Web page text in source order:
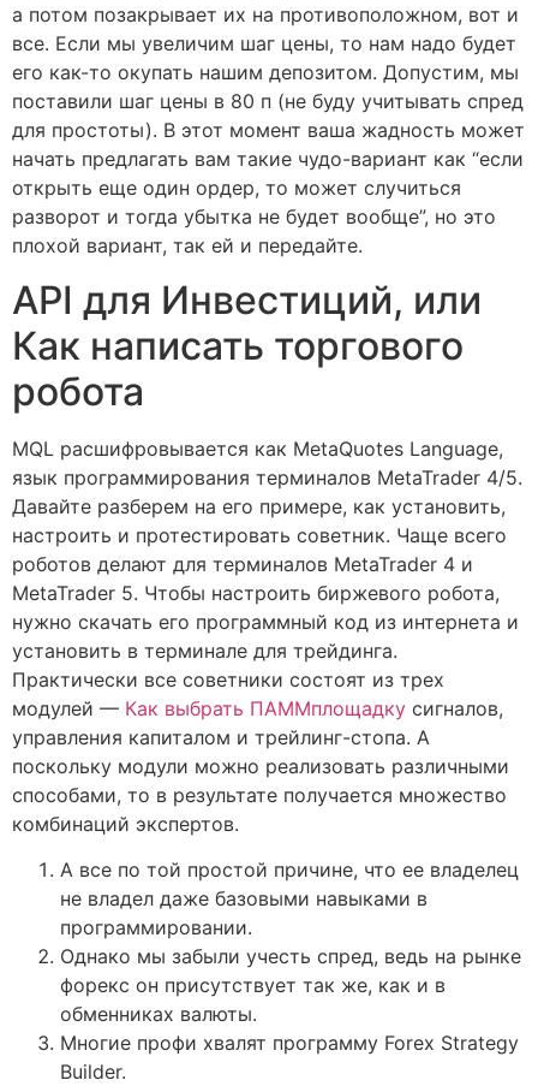
а потом позакрывает их на противоположном, вот и
все. Если мы увеличим шаг цены, то нам надо будет
его как-то окупать нашим депозитом. Допустим, мы
поставили шаг цены в 80 п (не буду учитывать спред
для простоты). В этот момент ваша жадность может
начать предлагать вам такие чудо-вариант как “если
открыть еще один ордер, то может случиться
разворот и тогда убытка не будет вообще”, но это
плохой вариант, так ей и передайте.
API для Инвестиций, или
Как написать торгового
робота
MQL расшифровывается как MetaQuotes Language,
язык программирования терминалов MetaTrader 4/5.
Давайте разберем на его примере, как установить,
настроить и протестировать советник. Чаще всего
роботов делают для терминалов MetaTrader 4 и
MetaTrader 5. Чтобы настроить биржевого робота,
нужно скачать его программный код из интернета и
установить в терминале для трейдинга.
Практически все советники состоят из трех
модулей — Как выбрать ПАММплощадку сигналов,
управления капиталом и трейлинг-стопа. А
поскольку модули можно реализовать различными
способами, то в результате получается множество
комбинаций экспертов.
А все по той простой причине, что ее владелец
не владел даже базовыми навыками в
программировании.
Однако мы забыли учесть спред, ведь на рынке
форекс он присутствует так же, как и в
обменниках валюты.
Многие профи хвалят программу Forex Strategy
Builder.